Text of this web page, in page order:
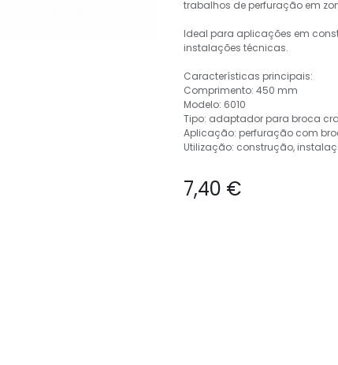
trabalhos de perfuração em
Ideal para aplicações em
instalações técnicas.
Características principais:
Comprimento: 450 mm
Modelo: 6010
Tipo: adaptador para broca
Aplicação: perfuração com
Utilização: construção,
7,40 €